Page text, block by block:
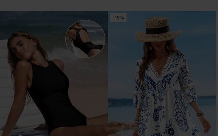
-15%